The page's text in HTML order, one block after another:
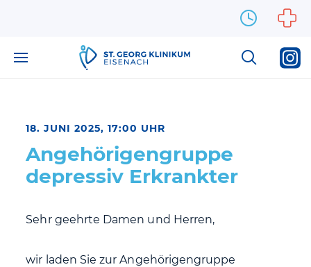
18. JUNI 2025, 17:00 UHR
Angehörigengruppe
depressiv Erkrankter
Sehr geehrte Damen und Herren,
wir laden Sie zur Angehörigengruppe